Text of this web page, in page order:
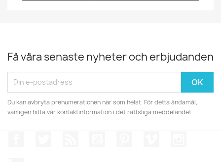
Få våra senaste nyheter och erbjudanden
Du kan avbryta prenumerationen när som helst. För detta ändamål,
vänligen hitta vår kontaktinformation i det rättsliga meddelandet.